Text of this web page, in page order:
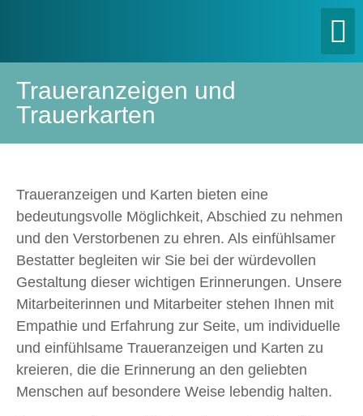
Traueranzeigen und
Trauerkarten
Traueranzeigen und Karten bieten eine
bedeutungsvolle Möglichkeit, Abschied zu nehmen
und den Verstorbenen zu ehren. Als einfühlsamer
Bestatter begleiten wir Sie bei der würdevollen
Gestaltung dieser wichtigen Erinnerungen. Unsere
Mitarbeiterinnen und Mitarbeiter stehen Ihnen mit
Empathie und Erfahrung zur Seite, um individuelle
und einfühlsame Traueranzeigen und Karten zu
kreieren, die die Erinnerung an den geliebten
Menschen auf besondere Weise lebendig halten.